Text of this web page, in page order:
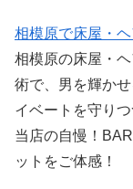
相模原で床屋・
相模原の床屋・
術で、男を輝か
イベートを守り
当店の自慢！
ットをご体感！